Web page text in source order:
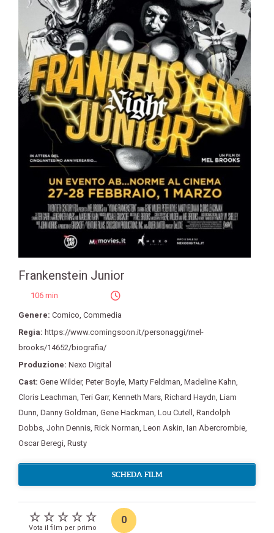
Frankenstein Junior
106 min
Genere: Comico Commedia
Regia: https://www.comingsoon.it/personaggi/mel-
brooks/14652/biografia/
Produzione: Nexo Digital
Cast: Gene Wilder, Peter Boyle Marty Feldman Madeline Kahn
Cloris Leachman ,Teri Garr, Kenneth Mars Richard Haydn Liam
Dunn Danny Goldman Gene Hackman Lou Cutell
Randolph
Dobbs John Dennis Rick Norman Leon Askin Ian Abercrombie
Oscar Beregi Rusty
SCHEDA FILM
Vota il film per primo
0